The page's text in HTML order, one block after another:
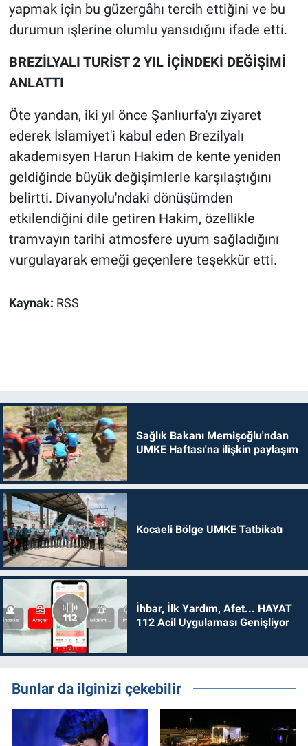
yapmak için bu güzergâhı tercih ettiğini ve bu
durumun işlerine olumlu yansıdığını ifade etti.
BREZİLYALI TURİST 2 YIL İÇİNDEKİ DEĞİŞİMİ
ANLATTI
Öte yandan, iki yıl önce Şanlıurfa'yı ziyaret
ederek İslamiyet'i kabul eden Brezilyalı
akademisyen Harun Hakim de kente yeniden
geldiğinde büyük değişimlerle karşılaştığını
belirtti. Divanyolu'ndaki dönüşümden
etkilendiğini dile getiren Hakim, özellikle
tramvayın tarihi atmosfere uyum sağladığını
vurgulayarak emeği geçenlere teşekkür etti.
Kaynak: RSS
Sağlık Bakanı Memişoğlu'ndan
UMKE Haftası'na ilişkin paylaşım
Kocaeli Bölge UMKE Tatbikatı
İhbar, İlk Yardım, Afet... HAYAT
112 Acil Uygulaması Genişliyor
Bunlar da ilginizi çekebilir